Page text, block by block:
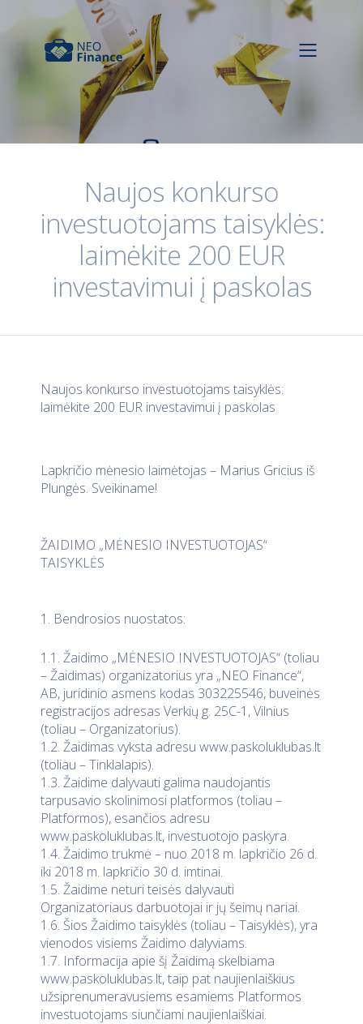
Naujos konkurso
investuotojams taisyklės:
laimėkite 200 EUR
investavimui į paskolas
Naujos konkurso investuotojams taisyklės:
laimėkite 200 EUR investavimui į paskolas
Lapkričio mėnesio laimėtojas – Marius Gricius iš
Plungės. Sveikiname!
ŽAIDIMO „MĖNESIO INVESTUOTOJAS“
TAISYKLĖS
1. Bendrosios nuostatos:
1.1. Žaidimo „MĖNESIO INVESTUOTOJAS“ (toliau
– Žaidimas) organizatorius yra „NEO Finance“,
AB, juridinio asmens kodas 303225546, buveinės
registracijos adresas Verkių g. 25C-1, Vilnius
(toliau – Organizatorius).
1.2. Žaidimas vyksta adresu www.paskoluklubas.lt
(toliau – Tinklalapis).
1.3. Žaidime dalyvauti galima naudojantis
tarpusavio skolinimosi platformos (toliau –
Platformos), esančios adresu
www.paskoluklubas.lt, investuotojo paskyra.
1.4. Žaidimo trukmė – nuo 2018 m. lapkričio 26 d.
iki 2018 m. lapkričio 30 d. imtinai.
1.5. Žaidime neturi teisės dalyvauti
Organizatoriaus darbuotojai ir jų šeimų nariai.
1.6. Šios Žaidimo taisyklės (toliau – Taisyklės), yra
vienodos visiems Žaidimo dalyviams.
1.7. Informacija apie šį Žaidimą skelbiama
www.paskoluklubas.lt, taip pat naujienlaiškius
užsiprenumeravusiems esamiems Platformos
investuotojams siunčiami naujienlaiškiai.